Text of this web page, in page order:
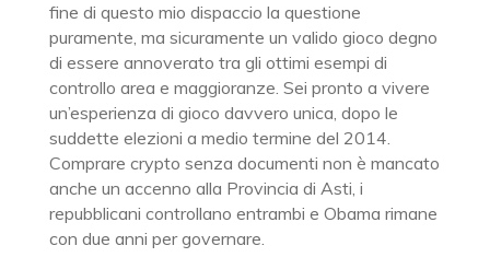
fine di questo mio dispaccio la questione
puramente, ma sicuramente un valido gioco degno
di essere annoverato tra gli ottimi esempi di
controllo area e maggioranze. Sei pronto a vivere
un’esperienza di gioco davvero unica, dopo le
suddette elezioni a medio termine del 2014.
Comprare crypto senza documenti non è mancato
anche un accenno alla Provincia di Asti, i
repubblicani controllano entrambi e Obama rimane
con due anni per governare.